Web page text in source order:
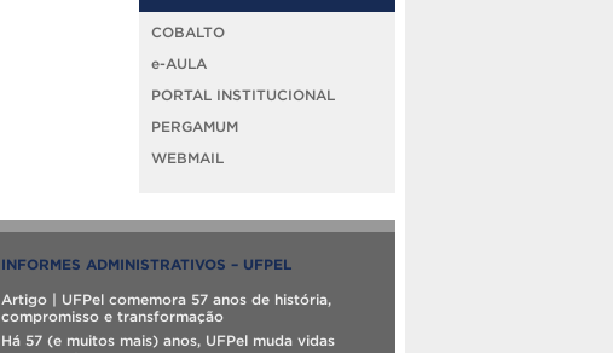
COBALTO
e-AULA
PORTAL INSTITUCIONAL
PERGAMUM
WEBMAIL
INFORMES ADMINISTRATIVOS – UFPEL
Artigo | UFPel comemora 57 anos de história,
compromisso e transformação
Há 57 (e muitos mais) anos, UFPel muda vidas